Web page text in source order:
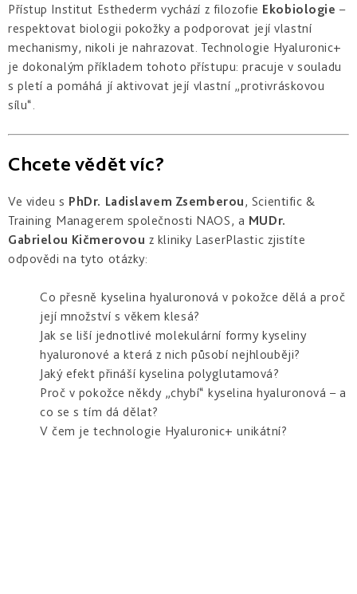
Přístup Institut Esthederm vychází z filozofie Ekobiologie –
respektovat biologii pokožky a podporovat její vlastní
mechanismy, nikoli je nahrazovat. Technologie Hyaluronic+
je dokonalým příkladem tohoto přístupu: pracuje v souladu
s pletí a pomáhá jí aktivovat její vlastní „protivráskovou
sílu“.
Chcete vědět víc?
Ve videu s PhDr. Ladislavem Zsemberou, Scientific &
Training Managerem společnosti NAOS, a MUDr.
Gabrielou Kičmerovou z kliniky LaserPlastic zjistíte
odpovědi na tyto otázky:
Co přesně kyselina hyaluronová v pokožce dělá a proč
její množství s věkem klesá?
Jak se liší jednotlivé molekulární formy kyseliny
hyaluronové a která z nich působí nejhlouběji?
Jaký efekt přináší kyselina polyglutamová?
Proč v pokožce někdy „chybí“ kyselina hyaluronová – a
co se s tím dá dělat?
V čem je technologie Hyaluronic+ unikátní?